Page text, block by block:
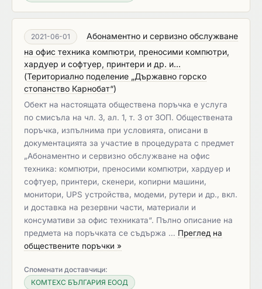
2021-06-01
Абонаментно и сервизно обслужване
на офис техника компютри, преносими компютри,
хардуер и софтуер, принтери и др. и...
(Териториално поделение „Държавно горско
стопанство Карнобат“)
Обект на настоящата обществена поръчка е услуга
по смисъла на чл. 3, ал. 1, т. 3 от ЗОП. Обществената
поръчка, изпълнима при условията, описани в
документацията за участие в процедурата с предмет
„Абонаментно и сервизно обслужване на офис
техника: компютри, преносими компютри, хардуер и
софтуер, принтери, скенери, копирни машини,
монитори, UPS устройства, модеми, рутери и др., вкл.
и доставка на резервни части, материали и
консумативи за офис техниката“. Пълно описание на
предмета на поръчката се съдържа … Преглед на
обществените поръчки »
Споменати доставчици:
КОМТЕХС БЪЛГАРИЯ ЕООД